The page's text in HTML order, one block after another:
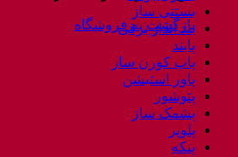
بازگشت به فروشگاه
بستنی ساز
بند انداز برقی
پابند
پاپ کورن ساز
پاور استیشن
پتوشور
پشمک ساز
پلوپز
پنکه